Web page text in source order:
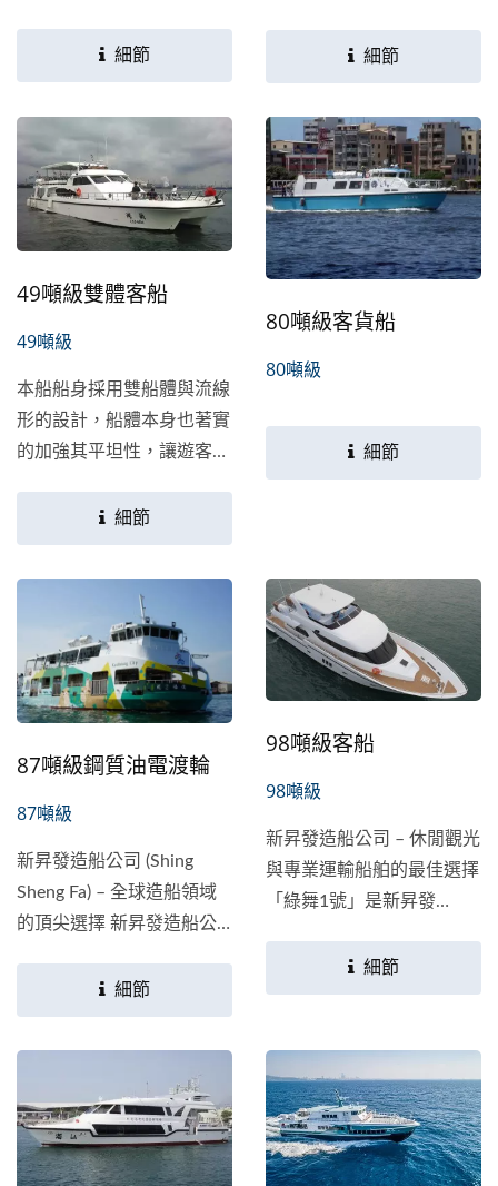
細節
計，秉承了高速艇的多用途
設計理念，適合進行人員與
物資的運輸，也可作為觀光
船，滿足您不同的需求。船
體的流線型設計不僅外觀動
感十足，還能提供穩定的高
速航行性能，確保您的航程
順利且舒適。
細節
49噸級雙體客船
49噸級
本船船身採用雙船體與流線
形的設計，船體本身也著實
的加強其平坦性，讓遊客在
些，乘坐起來也會有較舒適
的感覺。
細節
80噸級客貨船
80噸級
細節
87噸級鋼質油電渡輪
87噸級
新昇發造船公司 (Shing
Sheng Fa) – 全球造船領域
的頂尖選擇 新昇發造船公
自主設計團隊，致力於為全
球客戶打造性能卓越、設計
精美的船舶。我們的產品適
用於多樣化的需求，包括漁
船、客船及工作船，並確保
符合全球主要驗船機構的規
範。我們的船舶不僅是耐用
細節
98噸級客船
98噸級
新昇發造船公司 – 休閒觀光
與專業運輸船舶的最佳選擇
「綠舞1號」是新昇發
細節